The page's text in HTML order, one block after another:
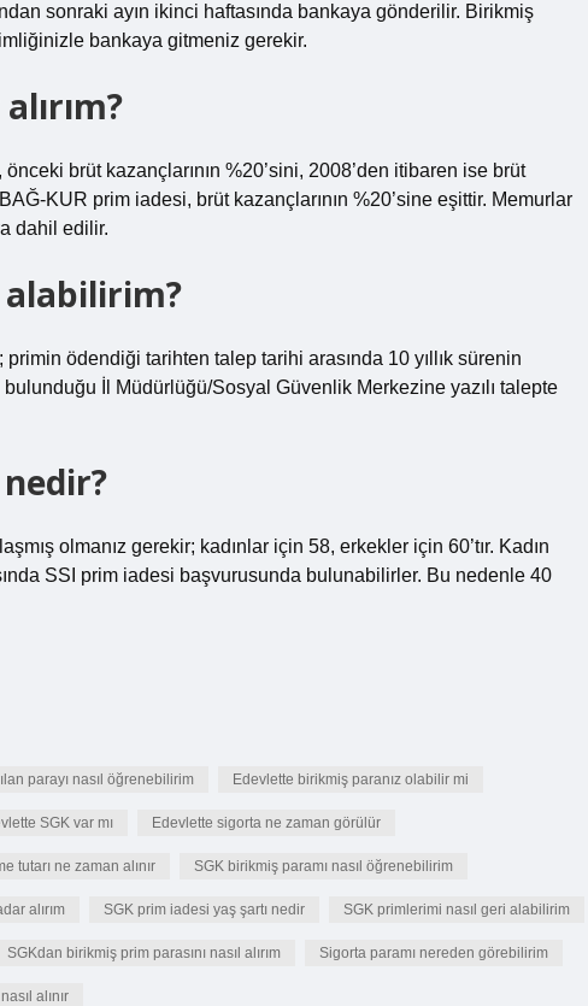
sonraki ayın ikinci haftasında bankaya gönderilir. Birikmiş
bankaya gitmeniz gerekir.
brüt kazançlarının %20’sini, 2008’den itibaren ise brüt
KUR prim iadesi, brüt kazançlarının %20’sine eşittir. Memurlar
dahil edilir.
alabilirim?
ödendiği tarihten talep tarihi arasında 10 yıllık sürenin
İl Müdürlüğü/Sosyal Güvenlik Merkezine yazılı talepte
olmanız gerekir; kadınlar için 58, erkekler için 60’tır. Kadın
SSI prim iadesi başvurusunda bulunabilirler. Bu nedenle 40
parayı nasıl öğrenebilirim Edevlette birikmiş paranız olabilir mi
SGK var mı Edevlette sigorta ne zaman görülür
tutarı ne zaman alınır SGK birikmiş paramı nasıl öğrenebilirim
alırım SGK prim iadesi yaş şartı nedir SGK primlerimi nasıl geri alabilirim
SGKdan birikmiş prim parasını nasıl alırım Sigorta paramı nereden görebilirim
alınır